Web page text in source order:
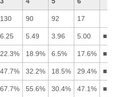
130 90 92 17
6.25 5.49 3.96 5.00
22.3% 18.9% 6.5% 17.6%
47.7% 32.2% 18.5% 29.4%
67.7% 55.6% 30.4% 47.1%